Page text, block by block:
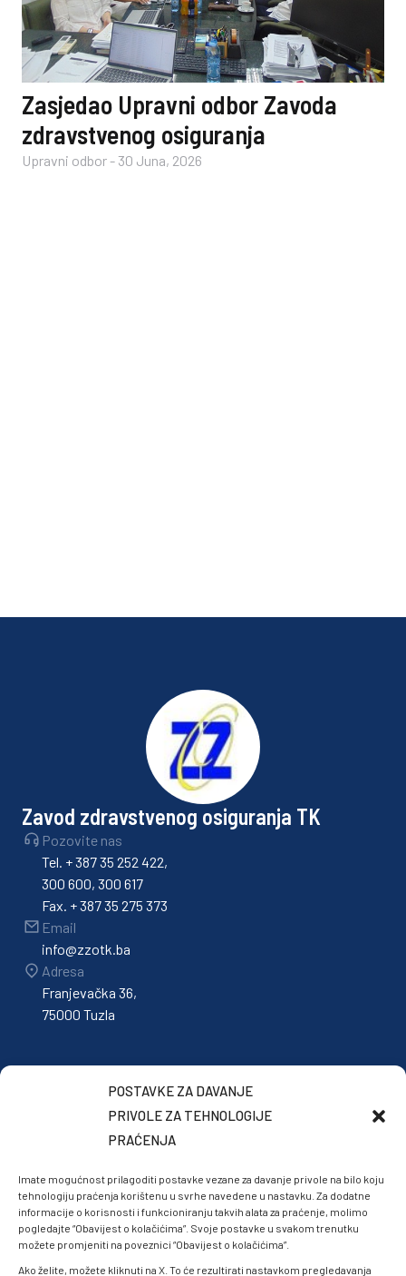
POSTAVKE ZA DAVANJE
PRIVOLE ZA TEHNOLOGIJE
PRAĆENJA
Imate mogućnost prilagoditi postavke vezane za davanje privole na bilo koju
tehnologiju praćenja korištenu u svrhe navedene u nastavku. Za dodatne
informacije o korisnosti i funkcioniranju takvih alata za praćenje, molimo
pogledajte “Obavijest o kolačićima”. Svoje postavke u svakom trenutku
možete promjeniti na poveznici “Obavijest o kolačićima”.
Ako želite, možete kliknuti na X. To će rezultirati nastavkom pregledavanja
Zasjedao Upravni odbor Zavoda
zdravstvenog osiguranja
Upravni odbor- 30 Juna, 2026
Zavod zdravstvenog osiguranja TK
Pozovite nas
Tel. + 387 35 252 422,
300 600, 300 617
Fax. + 387 35 275 373
Email
info@zzotk.ba
Adresa
Franjevačka 36,
75000 Tuzla